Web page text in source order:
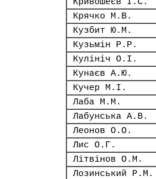
Крячко М.В.
Кузбит Ю.М.
Кузьмін Р.Р.
Кулініч О.І.
Кунаєв А.Ю.
Кучер М.І.
Лаба М.М.
Лабунська А.В.
Леонов О.О.
Лис О.Г.
Літвінов О.М.
Лозинський Р.М.